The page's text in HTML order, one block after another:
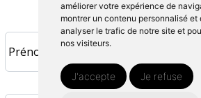
améliorer votre expérience de
montrer un contenu personnalisé
analyser le trafic de notre site et
nos visiteurs.
J'accepte Je refuse
Prénom*